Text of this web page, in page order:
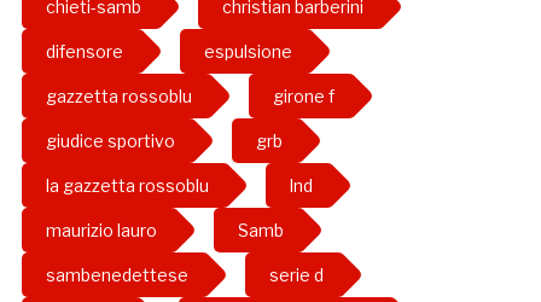
chieti-samb christian barberini
difensore espulsione
gazzetta rossoblu girone f
giudice sportivo grb
la gazzetta rossoblu lnd
maurizio lauro Samb
sambenedettese serie d